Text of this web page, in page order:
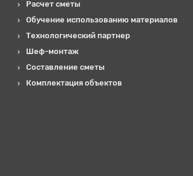
Расчет сметы
Обучение использованию материалов
Технологический партнер
Шеф-монтаж
Составление сметы
Комплектация объектов